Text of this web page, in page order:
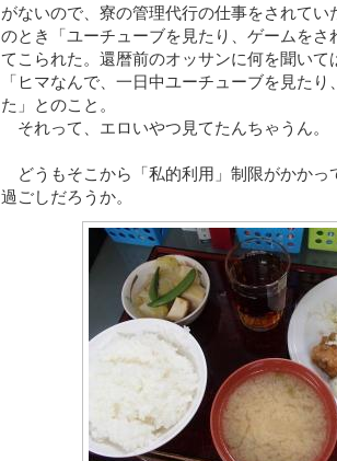
がないので、寮の管理代行の仕事をされて
のとき「ユーチューブを見たり、ゲームをさ
てこられた。還暦前のオッサンに何を聞いて
「ヒマなんで、一日中ユーチューブを見た
た」とのこと。
それって、エロいやつ見てたんちゃうん。
どうもそこから「私的利用」制限がかかっ
過ごしだろうか。